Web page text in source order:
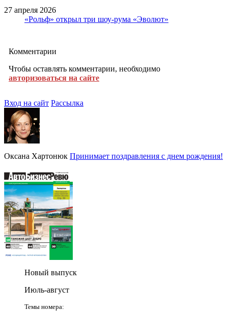
27 апреля 2026
«Рольф» открыл три шоу-рума «Эволют»
Комментарии
Чтобы оставлять комментарии, необходимо
авторизоваться на сайте
Вход на сайт Рассылка
Оксана Хартонюк Принимает поздравления с днем рождения!
Новый выпуск
Июль-август
Темы номера: